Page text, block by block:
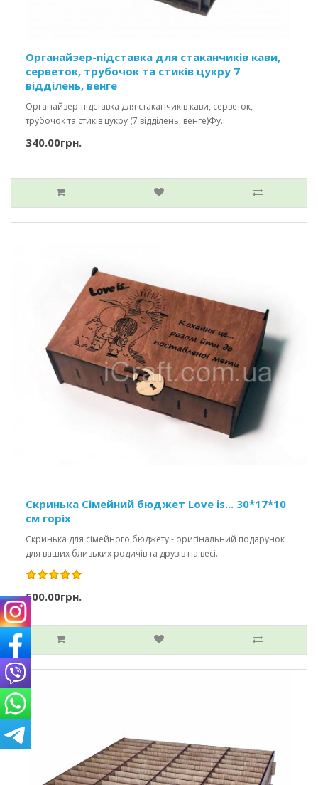
Органайзер-підставка для стаканчиків кави,
серветок, трубочок та стиків цукру 7
відділень, венге
Органайзер-підставка для стаканчиків кави, серветок,
трубочок та стиків цукру (7 відділень, венге)Фу..
340.00грн.
Скринька Сімейний бюджет Love is... 30*17*10
см горіх
Скринька для сімейного бюджету - оригінальний подарунок
для ваших близьких родичів та друзів на весі..
500.00грн.